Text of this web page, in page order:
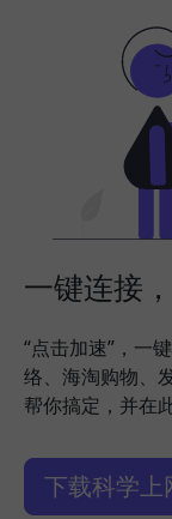
一键连接
“点击加速”，一
络、海淘购物、
帮你搞定，并在
下载科学